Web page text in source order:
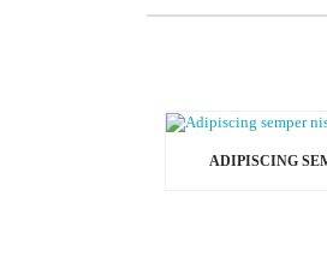
ADIPISCING